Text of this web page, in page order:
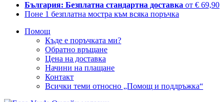
България: Безплатна стандартна доставка от € 69,90
Поне 1 безплатна мостра към всяка поръчка
Помощ
Къде е поръчката ми?
Обратно връщане
Цена на доставка
Начини на плащане
Контакт
Всички теми относно „Помощ и поддръжка“